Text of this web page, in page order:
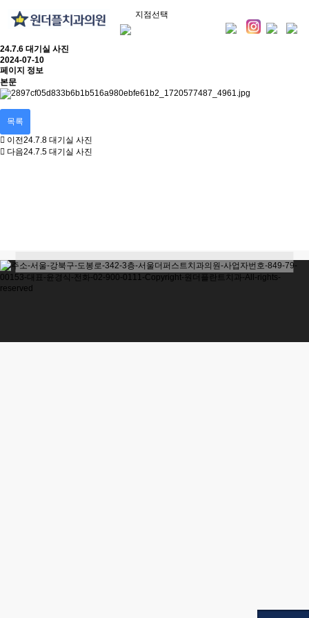
지점선택
24.7.6 대기실 사진
2024-07-10
페이지 정보
본문
목록
이전24.7.8 대기실 사진
다음24.7.5 대기실 사진